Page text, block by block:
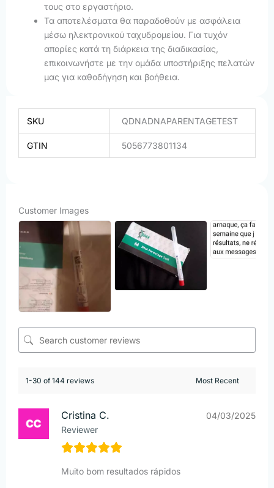
τους στο εργαστήριο.
Τα αποτελέσματα θα παραδοθούν με ασφάλεια
μέσω ηλεκτρονικού ταχυδρομείου. Για τυχόν
απορίες κατά τη διάρκεια της διαδικασίας,
επικοινωνήστε με την ομάδα υποστήριξης πελατών
μας για καθοδήγηση και βοήθεια.
SKU QDNADNAPARENTAGETEST
GTIN 5056773801134
Customer Images
1-30 of 144 reviews
Cristina C.
Reviewer
04/03/2025
Muito bom resultados rápidos